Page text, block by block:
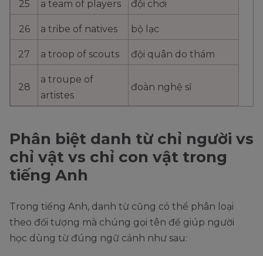
25 a team of players đội chơi
26 a tribe of natives bộ lạc
27 a troop of scouts đội quân do thám
28
a troupe of
artistes
đoàn nghệ sĩ
Phân biệt danh từ chỉ người vs
chỉ vật vs chỉ con vật trong
tiếng Anh
Trong tiếng Anh, danh từ cũng có thể phân loại
theo đối tượng mà chúng gọi tên để giúp người
học dùng từ đúng ngữ cảnh như sau: